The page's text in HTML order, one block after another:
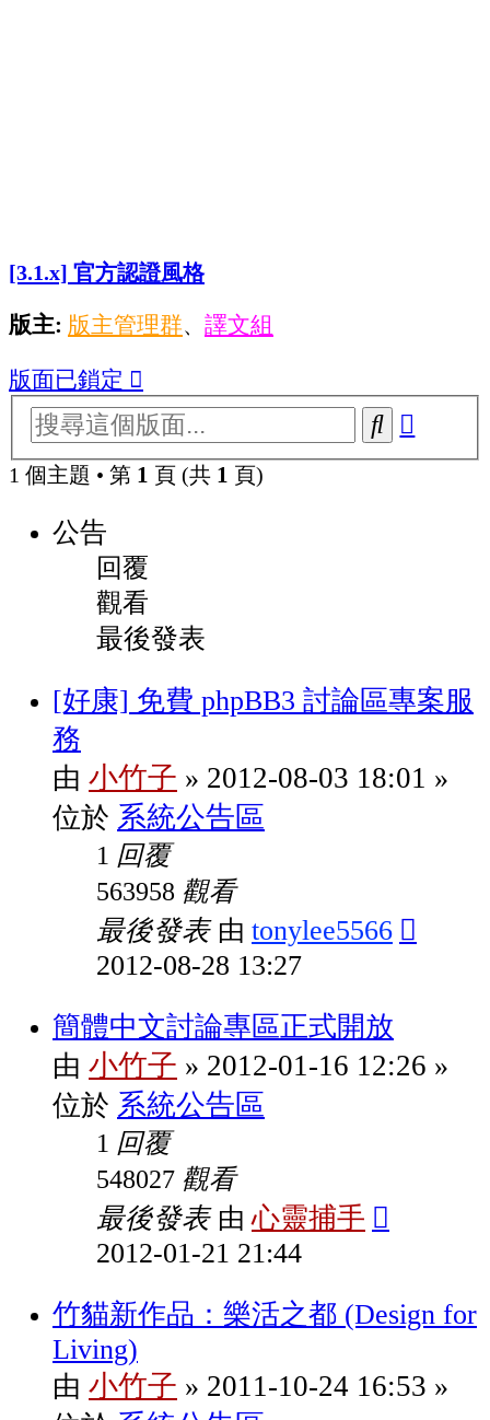
[3.1.x] 官方認證風格
版主: 版主管理群、 譯文組
版面已鎖定
搜
尋階
1 個主題 • 第 1 頁 (共 1 頁)
公告
回覆
觀看
最後發表
[好康] 免費 phpBB3 討論區專案服
務
由 小竹子 » 2012-08-03 18:01 »
位於 系統公告區
1 回覆
563958 觀看
最後發表 由 tonylee5566
2012-08-28 13:27
簡體中文討論專區正式開放
由 小竹子 » 2012-01-16 12:26 »
位於 系統公告區
1 回覆
548027 觀看
最後發表 由心靈捕手
2012-01-21 21:44
竹貓新作品：樂活之都 (Design for
Living)
由 小竹子 » 2011-10-24 16:53 »